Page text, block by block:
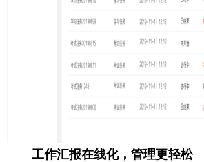
工作汇报在线化，管理更轻松